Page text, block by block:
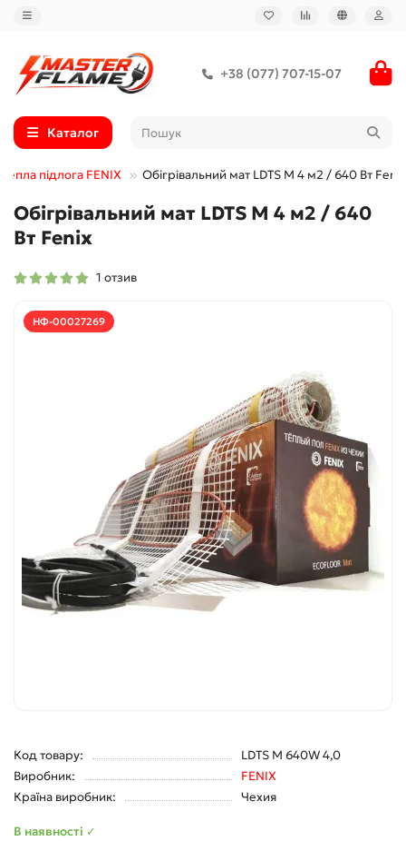
+38 (077) 707-15-07
Каталог
Тепла підлога FENIX Обігрівальний мат LDTS M 4 м2 / 640 Вт Fenix
Обігрівальний мат LDTS M 4 м2 / 640
Вт Fenix
1 отзив
НФ-00027269
Код товару:
LDTS M 640W 4,0
Виробник:
FENIX
Країна виробник:
Чехия
В наявності ✓